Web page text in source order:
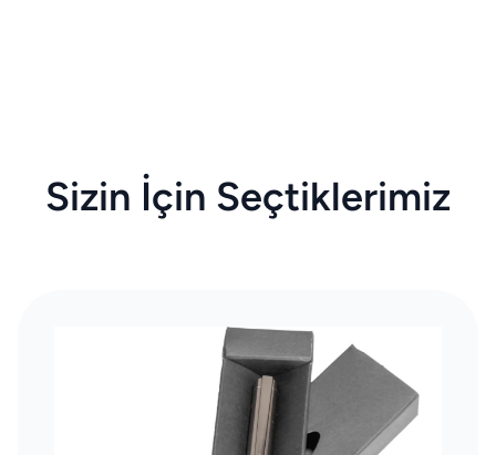
Sizin İçin Seçtiklerimiz